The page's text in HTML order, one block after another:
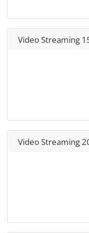
Video Streaming
Video Streaming